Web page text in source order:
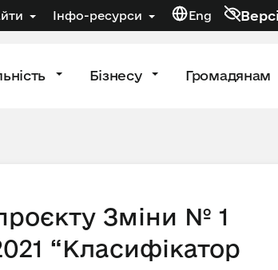
Інфо-ресурси Eng
Бізнесу Громадянам
Зміни № 1
“Класифікатор